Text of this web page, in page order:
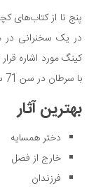
پنج تا از کتاب‌های
با سرطان در سن 71 سالگی درگذشت.
بهترین آثار
دختر همسایه
خارج از فصل
فرزندان